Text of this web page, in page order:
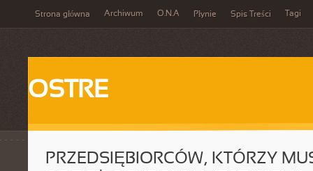
Strona główna Archiwum O.N.A Płynie Spis Treści Tagi
OSTRE
PRZEDSIĘBIORCÓW, KTÓRZY